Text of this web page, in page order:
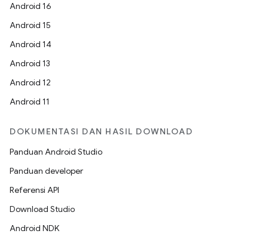
Android 16
Android 15
Android 14
Android 13
Android 12
Android 11
DOKUMENTASI DAN HASIL DOWNLOAD
Panduan Android Studio
Panduan developer
Referensi API
Download Studio
Android NDK